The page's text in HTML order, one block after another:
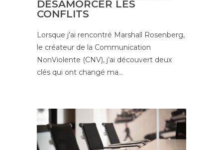
DÉSAMORCER LES
CONFLITS
Lorsque j’ai rencontré Marshall Rosenberg,
le créateur de la Communication
NonViolente (CNV), j’ai découvert deux
clés qui ont changé ma…